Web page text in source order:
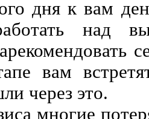
дня к вам
над
вам
через это.
многие